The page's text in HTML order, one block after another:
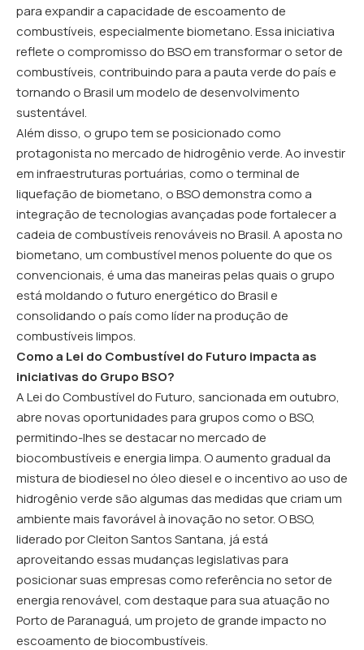
para expandir a capacidade de escoamento de
combustíveis, especialmente biometano. Essa iniciativa
reflete o compromisso do BSO em transformar o setor de
combustíveis, contribuindo para a pauta verde do país e
tornando o Brasil um modelo de desenvolvimento
sustentável.
Além disso, o grupo tem se posicionado como
protagonista no mercado de hidrogênio verde. Ao investir
em infraestruturas portuárias, como o terminal de
liquefação de biometano, o BSO demonstra como a
integração de tecnologias avançadas pode fortalecer a
cadeia de combustíveis renováveis no Brasil. A aposta no
biometano, um combustível menos poluente do que os
convencionais, é uma das maneiras pelas quais o grupo
está moldando o futuro energético do Brasil e
consolidando o país como líder na produção de
combustíveis limpos.
Como a Lei do Combustível do Futuro impacta as
iniciativas do Grupo BSO?
A Lei do Combustível do Futuro, sancionada em outubro,
abre novas oportunidades para grupos como o BSO,
permitindo-lhes se destacar no mercado de
biocombustíveis e energia limpa. O aumento gradual da
mistura de biodiesel no óleo diesel e o incentivo ao uso de
hidrogênio verde são algumas das medidas que criam um
ambiente mais favorável à inovação no setor. O BSO,
liderado por Cleiton Santos Santana, já está
aproveitando essas mudanças legislativas para
posicionar suas empresas como referência no setor de
energia renovável, com destaque para sua atuação no
Porto de Paranaguá, um projeto de grande impacto no
escoamento de biocombustíveis.